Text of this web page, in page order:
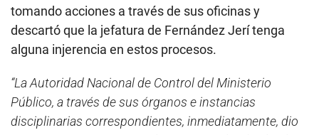
tomando acciones a través de sus oficinas y
descartó que la jefatura de Fernández Jerí tenga
alguna injerencia en estos procesos.
“La Autoridad Nacional de Control del Ministerio
Público, a través de sus órganos e instancias
disciplinarias correspondientes, inmediatamente, dio